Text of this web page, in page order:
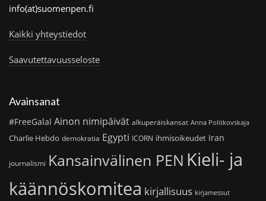
info(at)suomenpen.fi
Kaikki yhteystiedot
Saavutettavuusseloste
Avainsanat
#FreeGalal Ainon nimipäivät alkuperäiskansat Anna Politkovskaja
Charlie Hebdo demokratia Egypti ICORN ihmisoikeudet Iran
journalismi Kansainvälinen PEN Kieli- ja
käännöskomitea kirjallisuus kirjamessut